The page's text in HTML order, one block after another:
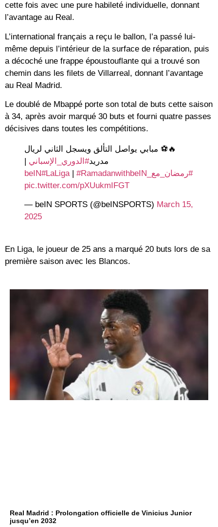
cette fois avec une pure habileté individuelle, donnant
l’avantage au Real.
L’international français a reçu le ballon, l’a passé lui-
même depuis l’intérieur de la surface de réparation, puis
a décoché une frappe époustouflante qui a trouvé son
chemin dans les filets de Villarreal, donnant l’avantage
au Real Madrid.
Le doublé de Mbappé porte son total de buts cette saison
à 34, après avoir marqué 30 buts et fourni quatre passes
décisives dans toutes les compétitions.
🔥⚽️ مبابي يواصل التألق ويسجل الثاني لريال
مدريد#الدوري_الإسباني |
#رمضان_مع_beIN
#LaLiga| #RamadanwithbeIN
pic.twitter.com/pXUukmIFGT
— beIN SPORTS (@beINSPORTS) March 15,
2025
En Liga, le joueur de 25 ans a marqué 20 buts lors de sa
première saison avec les Blancos.
Real Madrid : Prolongation officielle de Vinicius Junior
jusqu’en 2032